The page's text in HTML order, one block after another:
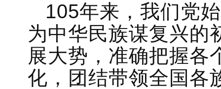
105年来，我们党
为中华民族谋复兴的
展大势，准确把握各
化，团结带领全国各